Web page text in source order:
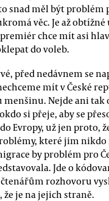
snad měl být problém
věc. Je až
chce mít asi
do voleb.
před nedávnem se
mít v České
Nejde ani tak
si přeje, aby se
Evropy, už jen proto,
které jim nikdo
by problém pro
Jde o
rozhovoru
je na jejich straně.